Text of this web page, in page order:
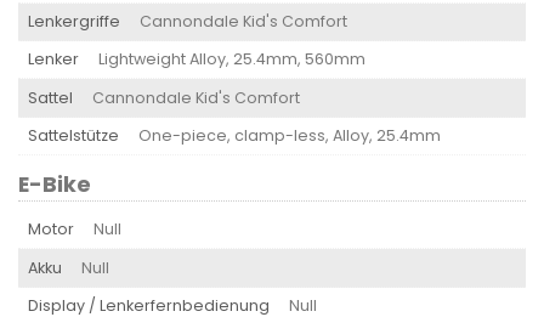
Lenkergriffe
Cannondale Kid's Comfort
Lenker
Lightweight Alloy, 25.4mm, 560mm
Sattel
Cannondale Kid's Comfort
Sattelstütze
One-piece, clamp-less, Alloy, 25.4mm
E-Bike
Motor
Null
Akku
Null
Display / Lenkerfernbedienung
Null